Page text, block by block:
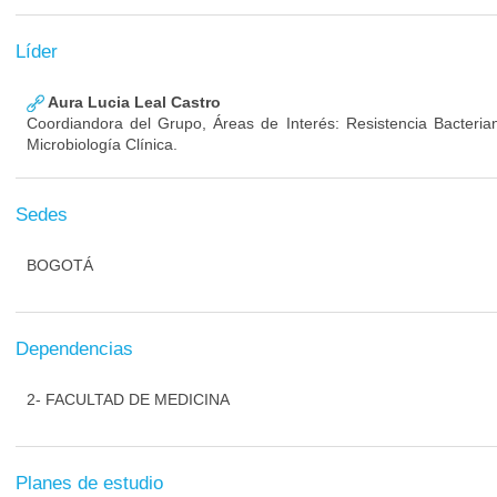
Líder
Aura Lucia Leal Castro
Coordiandora del Grupo, Áreas de Interés: Resistencia
Microbiología Clínica.
Sedes
BOGOTÁ
Dependencias
2- FACULTAD DE MEDICINA
Planes de estudio